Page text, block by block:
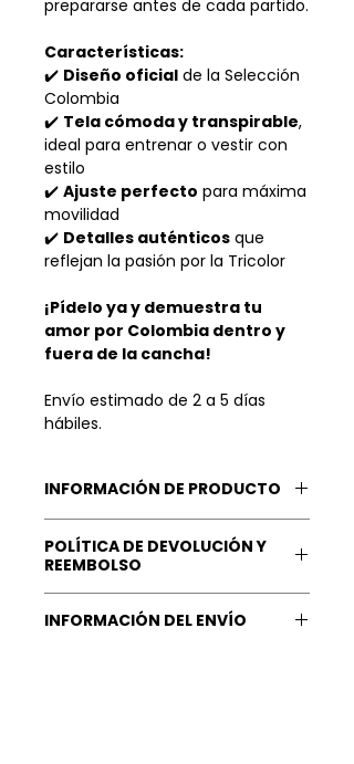
prepararse antes de cada partido.
Características:
✔️ Diseño oficial de la Selección
Colombia
✔️ Tela cómoda y transpirable,
ideal para entrenar o vestir con
estilo
✔️ Ajuste perfecto para máxima
movilidad
✔️ Detalles auténticos que
reflejan la pasión por la Tricolor
¡Pídelo ya y demuestra tu
amor por Colombia dentro y
fuera de la cancha!
Envío estimado de 2 a 5 días
hábiles.
INFORMACIÓN DE PRODUCTO
Material: Made from a blend of
polyester and cotton.
POLÍTICA DE DEVOLUCIÓN Y
REEMBOLSO
satisfacciónes lo más valioso
INFORMACIÓN DEL ENVÍO